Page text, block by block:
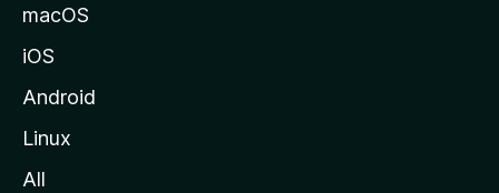
macOS
iOS
Android
Linux
All